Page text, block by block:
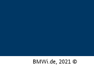
BMWi.de, 2021 ©